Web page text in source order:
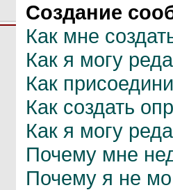
Создание
Как мне
Как я могу
Как
Как создать
Как я могу
Почему мне
Почему я не